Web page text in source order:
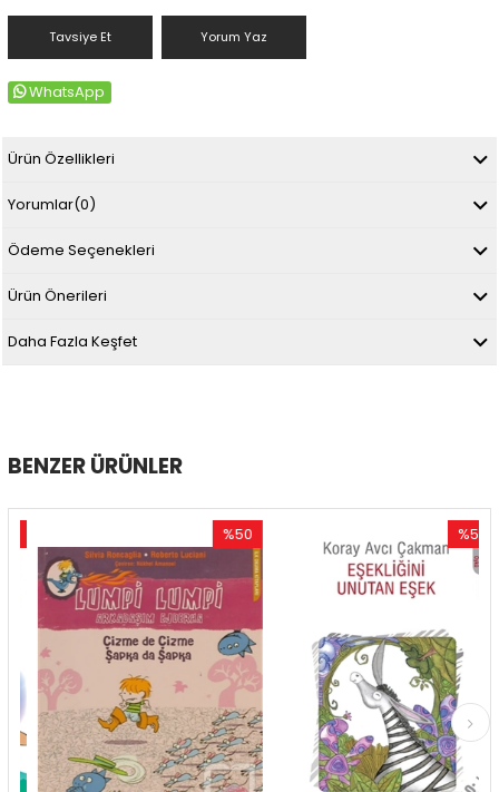
Tavsiye Et Yorum Yaz
WhatsApp
Ürün Özellikleri
Yorumlar(0)
Ödeme Seçenekleri
Ürün Önerileri
Daha Fazla Keşfet
BENZER ÜRÜNLER
%50
İndirim
%50İndirim
%50
İndirim